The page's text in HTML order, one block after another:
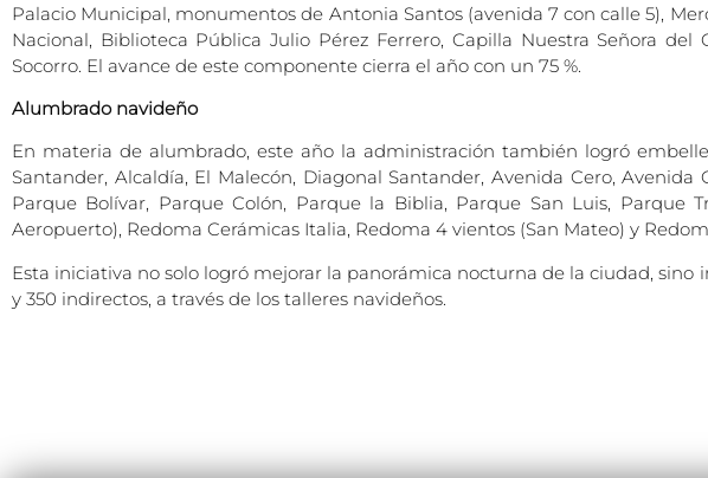
Palacio Municipal, monumentos de Antonia Santos (avenida 7 con calle 5),
Nacional, Biblioteca Pública Julio Pérez Ferrero, Capilla Nuestra Señora
Socorro. El avance de este componente cierra el año con un 75 %.
Alumbrado navideño
En materia de alumbrado, este año la administración también logró
Santander, Alcaldía, El Malecón, Diagonal Santander, Avenida Cero,
Parque Bolívar, Parque Colón, Parque la Biblia, Parque San Luis, Parque
Aeropuerto), Redoma Cerámicas Italia, Redoma 4 vientos (San Mateo) y
Esta iniciativa no solo logró mejorar la panorámica nocturna de la ciudad,
y 350 indirectos, a través de los talleres navideños.